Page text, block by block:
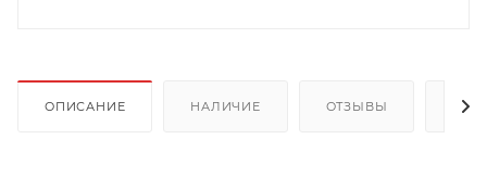
ОПИСАНИЕ НАЛИЧИЕ ОТЗЫВЫ